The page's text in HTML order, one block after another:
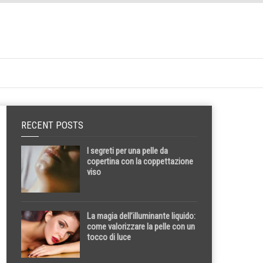
RECENT POSTS
I segreti per una pelle da
copertina con la coppettazione
viso
La magia dell’illuminante liquido:
come valorizzare la pelle con un
tocco di luce